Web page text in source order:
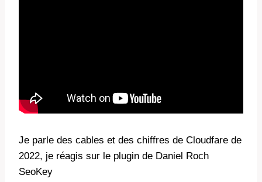
Je parle des cables et des chiffres de Cloudfare de
2022, je réagis sur le plugin de Daniel Roch
SeoKey